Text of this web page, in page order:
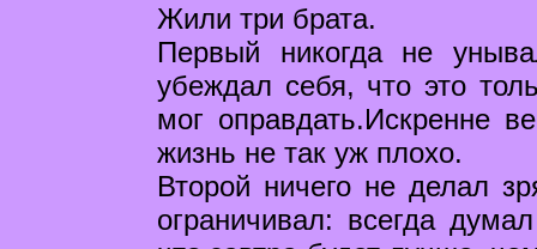
Жили три брата.
Первый никогда не
убеждал себя, что это
мог оправдать.Искренне
жизнь не так уж плохо.
Второй ничего не делал
ограничивал: всегда